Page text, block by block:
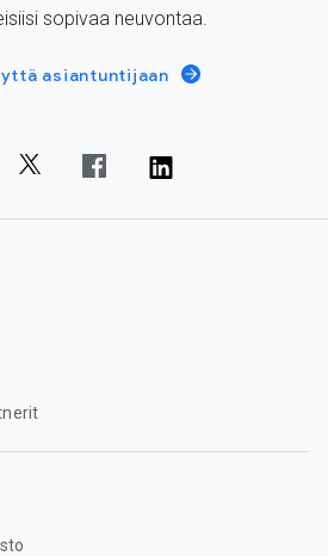
sopivaa neuvontaa.
asiantuntijaan